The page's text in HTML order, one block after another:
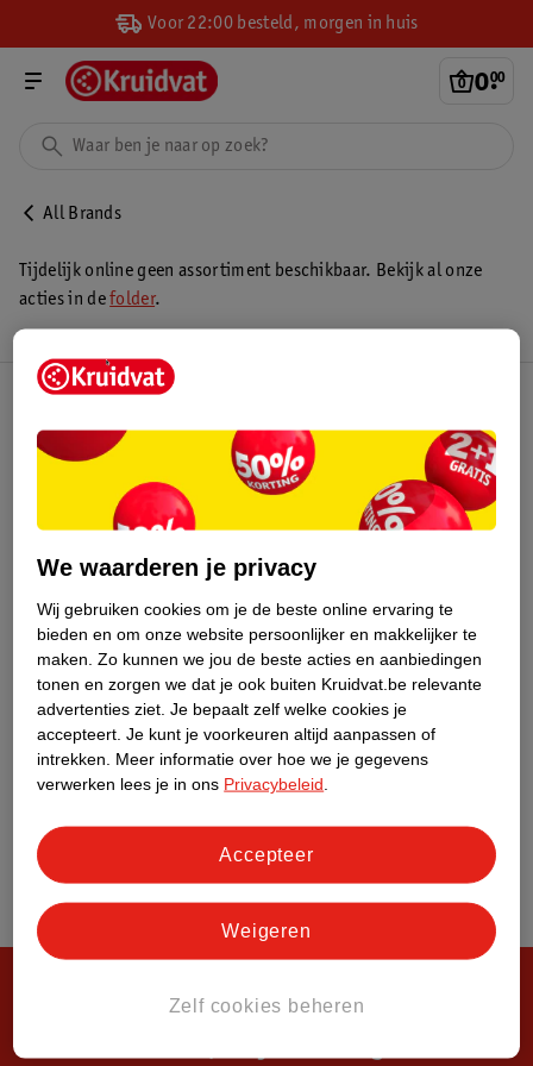
Voor 22:00 besteld, morgen in huis
0.
00
All Brands
Tijdelijk online geen assortiment beschikbaar. Bekijk al onze
acties in defolder.
Klantenservice
Steeds verrassend, altijd voordelig!
We waarderen je privacy
Wij gebruiken cookies om je de beste online ervaring te
bieden en om onze website persoonlijker en makkelijker te
maken. Zo kunnen we jou de beste acties en aanbiedingen
tonen en zorgen we dat je ook buiten Kruidvat.be relevante
advertenties ziet. Je bepaalt zelf welke cookies je
accepteert. Je kunt je voorkeuren altijd aanpassen of
intrekken.
Meer informatie over hoe we je gegevens
verwerken lees je in ons Privacybeleid
Zelf cookies beheren
Weigeren
Accepteer